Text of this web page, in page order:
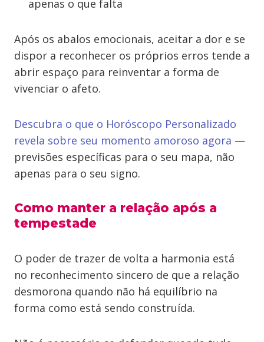
apenas o que falta
Após os abalos emocionais, aceitar a dor e se
dispor a reconhecer os próprios erros tende a
abrir espaço para reinventar a forma de
vivenciar o afeto.
Descubra o que o Horóscopo Personalizado
revela sobre seu momento amoroso agora —
previsões específicas para o seu mapa, não
apenas para o seu signo.
Como manter a relação após a
tempestade
O poder de trazer de volta a harmonia está
no reconhecimento sincero de que a relação
desmorona quando não há equilíbrio na
forma como está sendo construída.